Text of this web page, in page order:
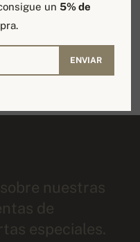
nuestras
de
especiales.
un5% de
ENVIAR